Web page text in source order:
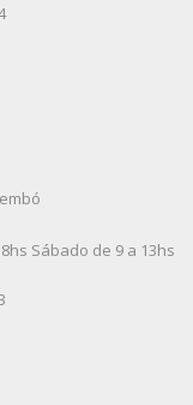
Sábado de 9 a 13hs